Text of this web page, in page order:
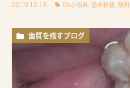
2019.12.15 Dr.小坂井 歯牙移植 親知
歯質を残すブログ